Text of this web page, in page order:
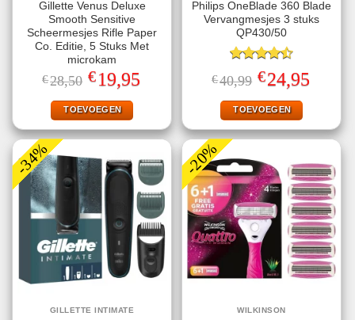
Gillette Venus Deluxe
Smooth Sensitive
Scheermesjes Rifle Paper
Co. Editie, 5 Stuks Met
microkam
€28,50 Oorspronkelijke
prijs
was:
€28,50.
€19,95prijs
TOEVOEGEN
Philips OneBlade 360 Blade
Vervangmesjes 3 stuks
QP430/50
Gewaardeerd
4.50uit 5
€40,99 Oorspronkelijke
prijs
was:
€40,99.
€24,95prijs
TOEVOEGEN
-34%
GILLETTE INTIMATE
-20%
WILKINSON